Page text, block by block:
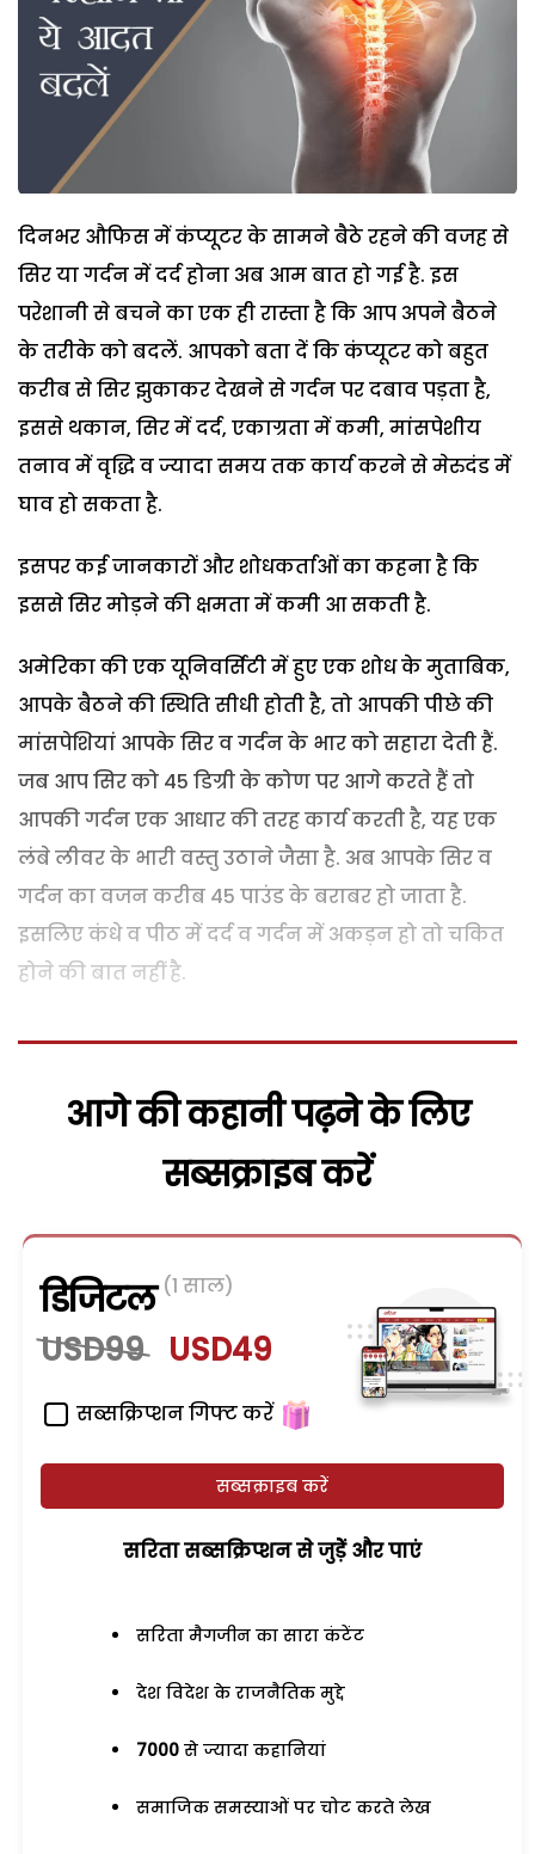
दिनभर औफिस में कंप्यूटर के सामने बैठे रहने की वजह से
सिर या गर्दन में दर्द होना अब आम बात हो गई है. इस
परेशानी से बचने का एक ही रास्ता है कि आप अपने बैठने
के तरीके को बदलें. आपको बता दें कि कंप्यूटर को बहुत
करीब से सिर झुकाकर देखने से गर्दन पर दबाव पड़ता है,
इससे थकान, सिर में दर्द, एकाग्रता में कमी, मांसपेशीय
तनाव में वृद्धि व ज्यादा समय तक कार्य करने से मेरुदंड में
घाव हो सकता है.
इसपर कई जानकारों और शोधकर्ताओं का कहना है कि
इससे सिर मोड़ने की क्षमता में कमी आ सकती है.
अमेरिका की एक यूनिवर्सिटी में हुए एक शोध के मुताबिक,
आपके बैठने की स्थिति सीधी होती है, तो आपकी पीछे की
मांसपेशियां आपके सिर व गर्दन के भार को सहारा देती हैं.
जब आप सिर को 45 डिग्री के कोण पर आगे करते हैं तो
आपकी गर्दन एक आधार की तरह कार्य करती है, यह एक
लंबे लीवर के भारी वस्तु उठाने जैसा है. अब आपके सिर व
गर्दन का वजन करीब 45 पाउंड के बराबर हो जाता है.
इसलिए कंधे व पीठ में दर्द व गर्दन में अकड़न हो तो चकित
होने की बात नहीं है.
आगे की कहानी पढ़ने के लिए
सब्सक्राइब करें
डिजिटल (1 साल)
USD99 USD49
सब्सक्रिप्शन गिफ्ट करें
सब्सक्राइब करें
सरिता सब्सक्रिप्शन से जुड़ेें और पाएं
सरिता मैगजीन का सारा कंटेंट
देश विदेश के राजनैतिक मुद्दे
7000 से ज्यादा कहानियां
समाजिक समस्याओं पर चोट करते लेख